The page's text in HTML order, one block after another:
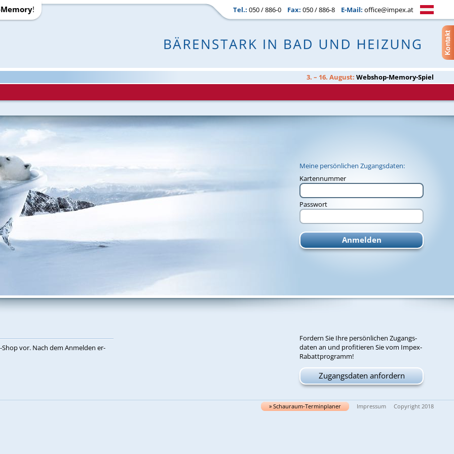
Tel.: 050 / 886-0 Fax: 050 / 886-8 E-Mail: office@impex.at
!
3. – 16. August: Webshop-Memory-Spiel
Meine persönlichen Zugangsdaten:
Kartennummer
Passwort
For­dern Sie Ih­re per­sön­li­chen Zu­gangs­
da­ten an und pro­fi­tie­ren Sie vom Im­pex-
Ra­batt­pro­gramm!
Zugangsdaten anfordern
vor. Nach dem An­mel­den er­
» Schau­raum-Ter­min­pla­ner Impressum Copyright 2018